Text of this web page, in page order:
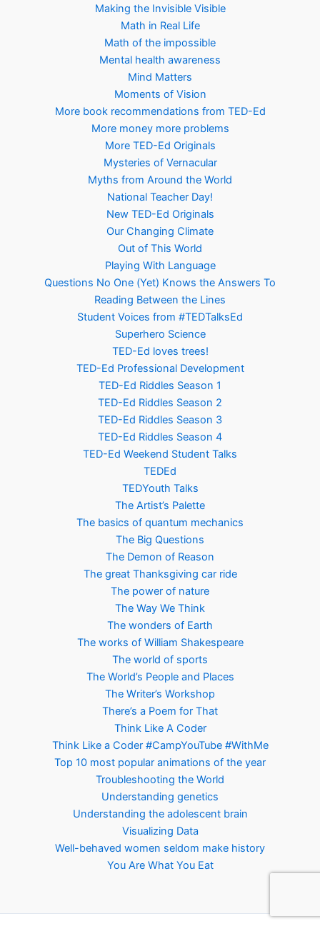
Making the Invisible Visible
Math in Real Life
Math of the impossible
Mental health awareness
Mind Matters
Moments of Vision
More book recommendations from TED-Ed
More money more problems
More TED-Ed Originals
Mysteries of Vernacular
Myths from Around the World
National Teacher Day!
New TED-Ed Originals
Our Changing Climate
Out of This World
Playing With Language
Questions No One (Yet) Knows the Answers To
Reading Between the Lines
Student Voices from #TEDTalksEd
Superhero Science
TED-Ed loves trees!
TED-Ed Professional Development
TED-Ed Riddles Season 1
TED-Ed Riddles Season 2
TED-Ed Riddles Season 3
TED-Ed Riddles Season 4
TED-Ed Weekend Student Talks
TEDEd
TEDYouth Talks
The Artist’s Palette
The basics of quantum mechanics
The Big Questions
The Demon of Reason
The great Thanksgiving car ride
The power of nature
The Way We Think
The wonders of Earth
The works of William Shakespeare
The world of sports
The World’s People and Places
The Writer’s Workshop
There’s a Poem for That
Think Like A Coder
Think Like a Coder #CampYouTube #WithMe
Top 10 most popular animations of the year
Troubleshooting the World
Understanding genetics
Understanding the adolescent brain
Visualizing Data
Well-behaved women seldom make history
You Are What You Eat